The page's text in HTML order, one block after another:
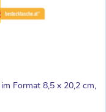
Format 8,5 x 20,2 cm,